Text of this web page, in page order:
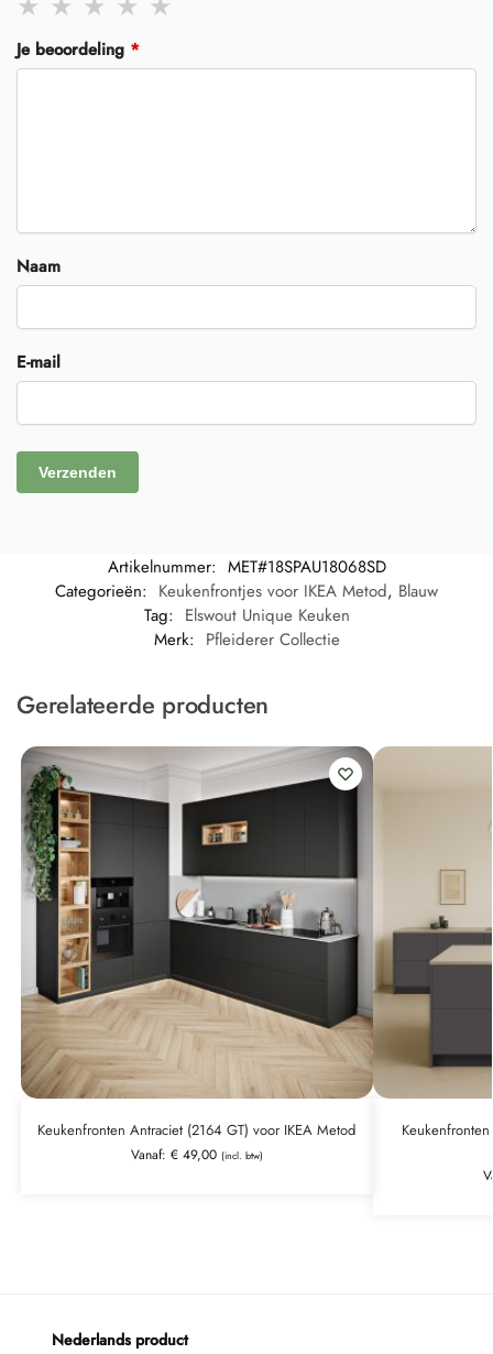
Je beoordeling *
Naam
E-mail
Artikelnummer: MET#18SPAU18068SD
Categorieën: Keukenfrontjes voor IKEA Metod, Blauw
Tag: Elswout Unique Keuken
Merk: Pfleiderer Collectie
Gerelateerde producten
Keukenfronten Antraciet (2164 GT) voor IKEA Metod
Vanaf: €49,00 (incl. btw)
Nederlands product